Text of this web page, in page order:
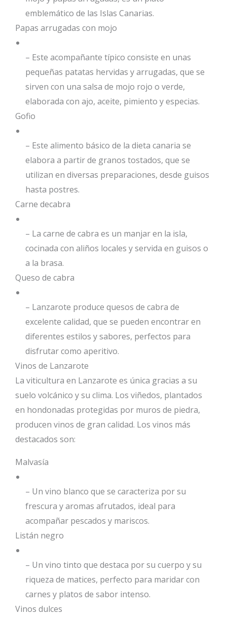
emblemático de las Islas Canarias.
Papas arrugadas con mojo
– Este acompañante típico consiste en unas
pequeñas patatas hervidas y arrugadas, que se
sirven con una salsa de mojo rojo o verde,
elaborada con ajo, aceite, pimiento y especias.
Gofio
– Este alimento básico de la dieta canaria se
elabora a partir de granos tostados, que se
utilizan en diversas preparaciones, desde guisos
hasta postres.
Carne decabra
– La carne de cabra es un manjar en la isla,
cocinada con aliños locales y servida en guisos o
a la brasa.
Queso de cabra
– Lanzarote produce quesos de cabra de
excelente calidad, que se pueden encontrar en
diferentes estilos y sabores, perfectos para
disfrutar como aperitivo.
Vinos de Lanzarote
La viticultura en Lanzarote es única gracias a su
suelo volcánico y su clima. Los viñedos, plantados
en hondonadas protegidas por muros de piedra,
producen vinos de gran calidad. Los vinos más
destacados son:
Malvasía
– Un vino blanco que se caracteriza por su
frescura y aromas afrutados, ideal para
acompañar pescados y mariscos.
Listán negro
– Un vino tinto que destaca por su cuerpo y su
riqueza de matices, perfecto para maridar con
carnes y platos de sabor intenso.
Vinos dulces